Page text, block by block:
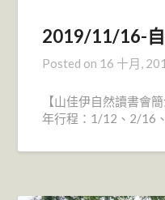
2019/11/16-
Posted on 16 十月,
【山佳伊自然讀書會
年行程：1/12、2/16